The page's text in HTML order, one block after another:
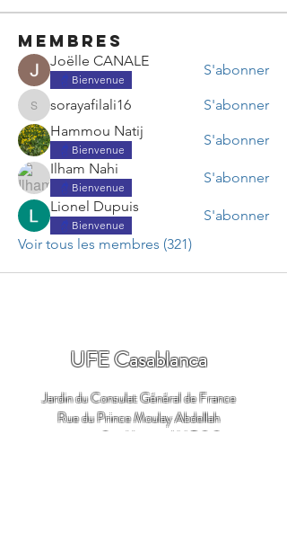
membres
Joëlle CANALE
Bienvenue
S'abonner
sorayafilali16
sorayafilali16
S'abonner
Hammou Natij
Bienvenue
S'abonner
Ilham Nahi
Bienvenue
S'abonner
Lionel Dupuis
Bienvenue
S'abonner
Voir tous les membres (321)
UFE Casablanca
Jardin du Consulat Général de France
Rue du Prince Moulay Abdellah
20032 Casablanca - MAROC